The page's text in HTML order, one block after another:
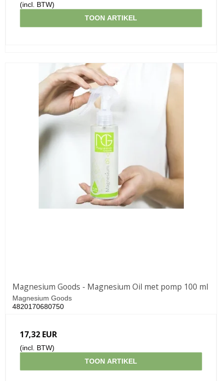
(incl. BTW)
TOON ARTIKEL
Magnesium Goods - Magnesium Oil met pomp 100 ml
Magnesium Goods
4820170680750
17,32 EUR
(incl. BTW)
TOON ARTIKEL